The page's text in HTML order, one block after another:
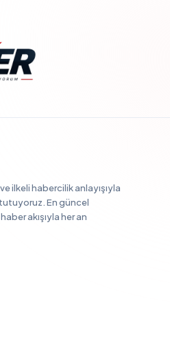
ilkeli habercilik anlayışıyla
tutuyoruz. En güncel
akışıyla her an